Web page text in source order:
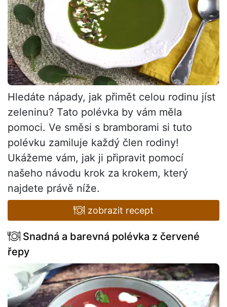
Hledáte nápady, jak přimět celou rodinu jíst
zeleninu? Tato polévka by vám měla
pomoci. Ve směsi s bramborami si tuto
polévku zamiluje každý člen rodiny!
Ukážeme vám, jak ji připravit pomocí
našeho návodu krok za krokem, který
najdete právě níže.
zobrazit recept
Snadná a barevná polévka z červené
řepy